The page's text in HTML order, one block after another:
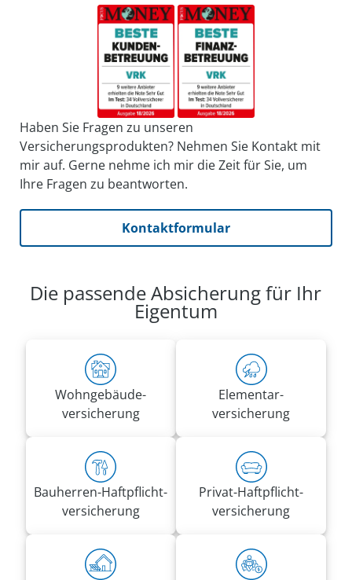
Haben Sie Fragen zu unseren
Versicherungsprodukten? Nehmen Sie Kontakt mit
mir auf. Gerne nehme ich mir die Zeit für Sie, um
Ihre Fragen zu beantworten.
Kontaktformular
Die passende Absicherung für Ihr
Eigentum
Wohn­gebäude­
versicherung
Elementar­
versicherung
Bauherren-Haft­pflicht­
versicherung
Privat-Haft­pflicht­
versicherung